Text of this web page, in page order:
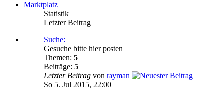
Marktplatz
Statistik
Letzter Beitrag
Suche:
Gesuche bitte hier posten
Themen: 5
Beiträge: 5
Letzter Beitrag von rayman
So 5. Jul 2015, 22:00